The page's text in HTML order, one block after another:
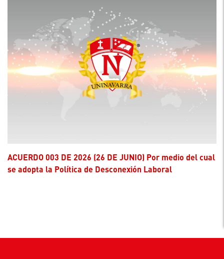
ACUERDO 003 DE 2026 (26 DE JUNIO) Por medio del cual
se adopta la Política de Desconexión Laboral